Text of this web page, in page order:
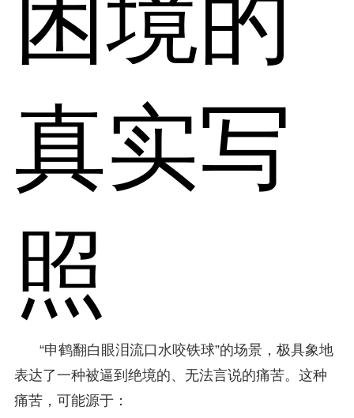
困境的
真实写
照
“申鹤翻白眼泪流口水咬铁球”的场景，极具象地
表达了一种被逼到绝境的、无法言说的痛苦。这种
痛苦，可能源于：